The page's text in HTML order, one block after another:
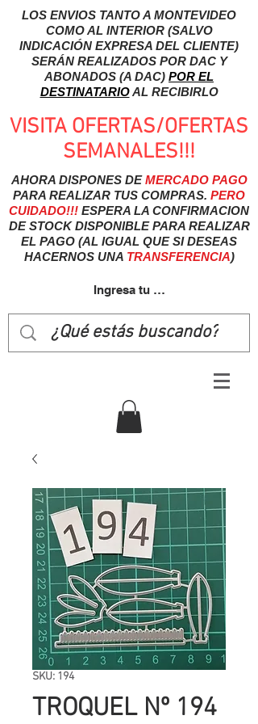
LOS ENVIOS TANTO A MONTEVIDEO
COMO AL INTERIOR (SALVO
INDICACIÓN EXPRESA DEL CLIENTE)
SERÁN REALIZADOS POR DAC Y
ABONADOS (A DAC) POR EL
DESTINATARIOAL RECIBIRLO
VISITA OFERTAS/OFERTAS
SEMANALES!!!
AHORA DISPONES DEMERCADO PAGO
PARA REALIZAR TUS COMPRAS. PERO
CUIDADO!!! ESPERA LA CONFIRMACION
DE STOCK DISPONIBLE PARA REALIZAR
EL PAGO (AL IGUAL QUE SI DESEAS
HACERNOS UNA TRANSFERENCIA)
Ingresa tu usuairo
SKU: 194
TROQUEL Nº 194